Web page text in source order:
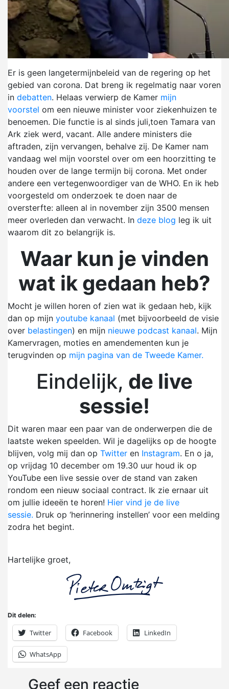
Er is geen langetermijnbeleid van de regering op het
gebied van corona. Dat breng ik regelmatig naar voren
in debatten. Helaas verwierp de Kamer mijn
voorstel om een nieuwe minister voor ziekenhuizen te
benoemen. Die functie is al sinds juli,toen Tamara van
Ark ziek werd, vacant. Alle andere ministers die
aftraden, zijn vervangen, behalve zij. De Kamer nam
vandaag wel mijn voorstel over om een hoorzitting te
houden over de lange termijn bij corona. Met onder
andere een vertegenwoordiger van de WHO. En ik heb
voorgesteld om onderzoek te doen naar de
oversterfte: alleen al in november zijn 3500 mensen
meer overleden dan verwacht. In deze blog leg ik uit
waarom dit zo belangrijk is.
Waar kun je vinden
wat ik gedaan heb?
Mocht je willen horen of zien wat ik gedaan heb, kijk
dan op mijn youtube kanaal (met bijvoorbeeld de visie
over belastingen) en mijn nieuwe podcast kanaal. Mijn
Kamervragen, moties en amendementen kun je
terugvinden op mijn pagina van de Tweede Kamer.
Eindelijk, de live
sessie!
Dit waren maar een paar van de onderwerpen die de
laatste weken speelden. Wil je dagelijks op de hoogte
blijven, volg mij dan op Twitter en Instagram. En o ja,
op vrijdag 10 december om 19.30 uur houd ik op
YouTube een live sessie over de stand van zaken
rondom een nieuw sociaal contract. Ik zie ernaar uit
om jullie ideeën te horen! Hier vind je de live
sessie. Druk op ‘herinnering instellen’ voor een melding
zodra het begint.
Hartelijke groet,
Dit delen:
Twitter Facebook LinkedIn
WhatsApp
Geef een reactie